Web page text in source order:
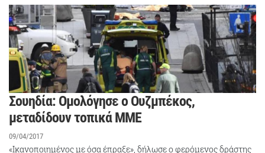
Σουηδία: Ομολόγησε ο Ουζμπέκος,
μεταδίδουν τοπικά ΜΜΕ
09/04/2017
«Ικανοποιημένος με όσα έπραξε», δήλωσε ο φερόμενος δράστης